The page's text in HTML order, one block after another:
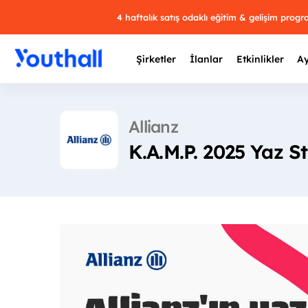
4 haftalık satış odaklı eğitim & gelişim
Şirketler İlanlar Etkinlikler
Allianz
K.A.M.P. 2025 Yaz